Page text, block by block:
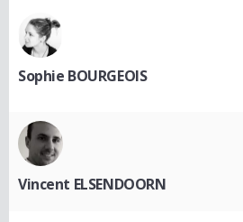
Sophie BOURGEOIS
Vincent ELSENDOORN